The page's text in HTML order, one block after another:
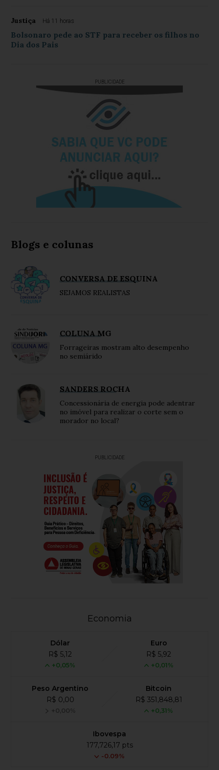
Justiça Há 11 horas
Bolsonaro pede ao STF para receber os filhos no
Dia dos Pais
PUBLICIDADE
Blogs e colunas
CONVERSA DE ESQUINA
SEJAMOS REALISTAS
COLUNA MG
Forrageiras mostram alto desempenho
no semiárido
SANDERS ROCHA
Concessionária de energia pode adentrar
no imóvel para realizar o corte sem o
morador no local?
PUBLICIDADE
Economia
Dólar
R$ 5,12
+0,05%
Euro
R$ 5,92
+0,01%
Peso Argentino
R$ 0,00
+0,00%
Bitcoin
R$ 351,848,81
+0,31%
Ibovespa
177,726,17 pts
-0.09%